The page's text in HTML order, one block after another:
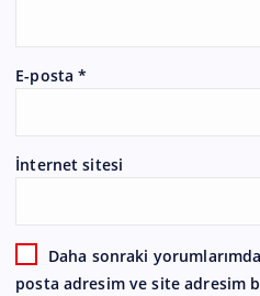
E-posta*
İnternet sitesi
Daha sonraki
posta adresim ve site adresim